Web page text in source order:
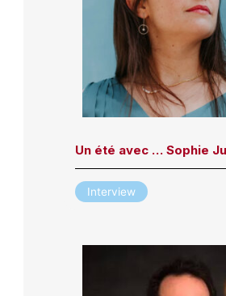
Un été avec … Sophie
Interview